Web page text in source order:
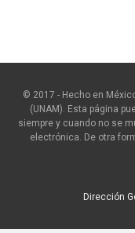
© 2017 - Hecho en
(UNAM). Esta página
siempre y cuando no se
electrónica. De otra
Dirección